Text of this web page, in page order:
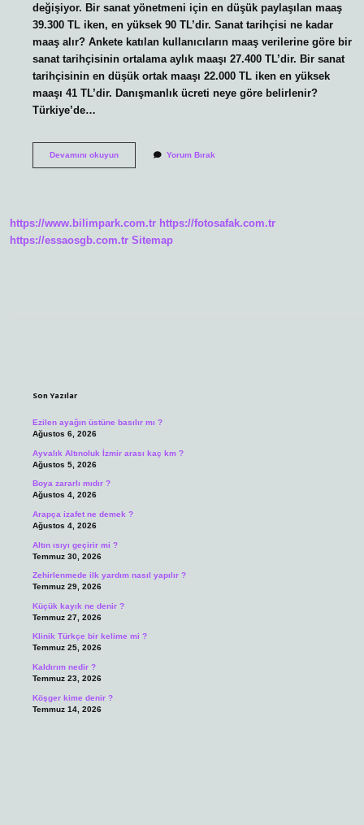
değişiyor. Bir sanat yönetmeni için en düşük paylaşılan maaş
39.300 TL iken, en yüksek 90 TL’dir. Sanat tarihçisi ne kadar
maaş alır? Ankete katılan kullanıcıların maaş verilerine göre bir
sanat tarihçisinin ortalama aylık maaşı 27.400 TL’dir. Bir sanat
tarihçisinin en düşük ortak maaşı 22.000 TL iken en yüksek
maaşı 41 TL’dir. Danışmanlık ücreti neye göre belirlenir?
Türkiye’de…
Devamını okuyunSanat
Yorum Bırak
https://www.bilimpark.com.tr https://fotosafak.com.tr
https://essaosgb.com.tr Sitemap
Son Yazılar
Ezilen ayağın üstüne basılır mı ?
Ağustos 6, 2026
Ayvalık Altınoluk İzmir arası kaç km ?
Ağustos 5, 2026
Boya zararlı mıdır ?
Ağustos 4, 2026
Arapça izafet ne demek ?
Ağustos 4, 2026
Altın ısıyı geçirir mi ?
Temmuz 30, 2026
Zehirlenmede ilk yardım nasıl yapılır ?
Temmuz 29, 2026
Küçük kayık ne denir ?
Temmuz 27, 2026
Klinik Türkçe bir kelime mi ?
Temmuz 25, 2026
Kaldırım nedir ?
Temmuz 23, 2026
Köşger kime denir ?
Temmuz 14, 2026